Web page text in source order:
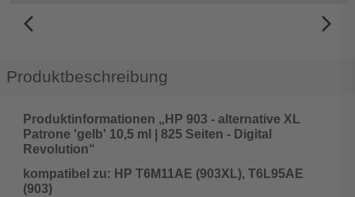
arrow_back_ios_new
arrow_forward_ios
Produktbeschreibung
Produktinformationen „HP 903 - alternative XL
Patrone 'gelb' 10,5 ml | 825 Seiten - Digital
Revolution“
kompatibel zu: HP T6M11AE (903XL), T6L95AE
(903)